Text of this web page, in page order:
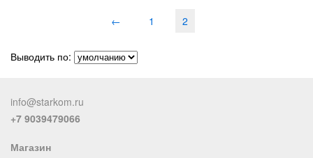
← 1 2
Выводить по:
info@starkom.ru
+7 9039479066
Магазин